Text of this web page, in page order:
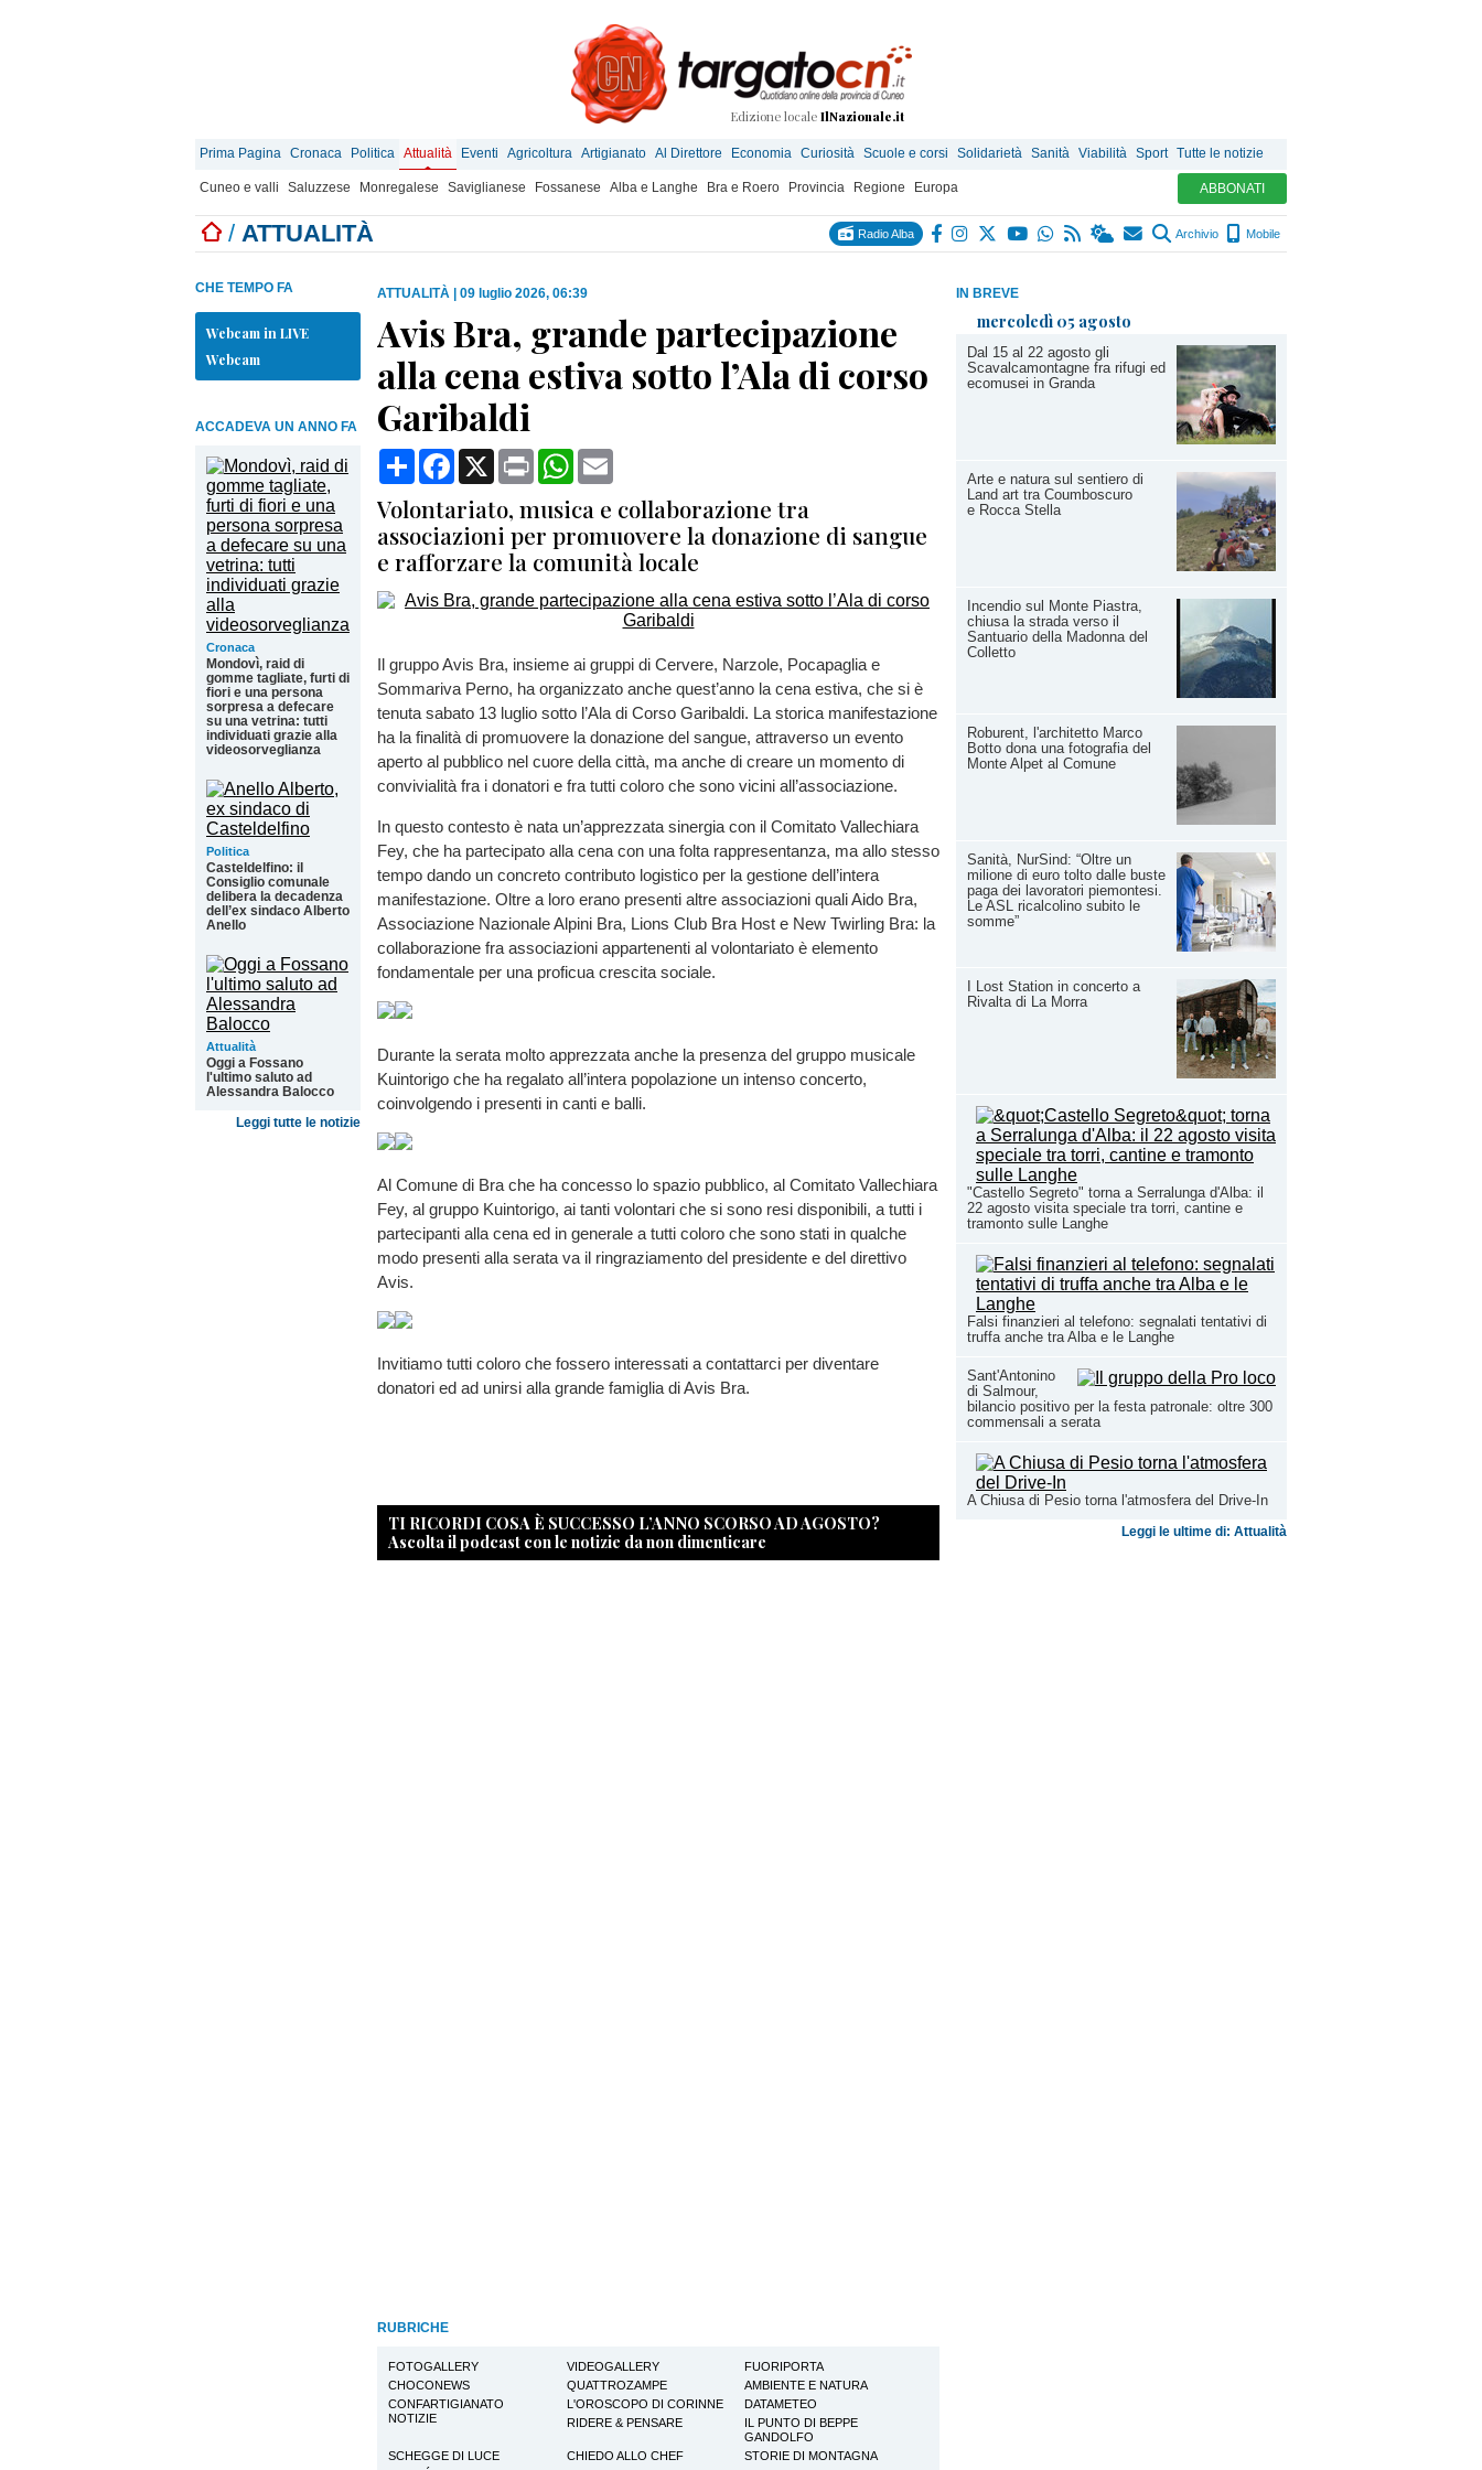
Edizione locale IlNazionale.it
Prima Pagina Cronaca Politica Attualità Eventi Agricoltura Artigianato Al Direttore Economia Curiosità Scuole e corsi Solidarietà Sanità Viabilità Sport Tutte le notizie
Cuneo e valli Saluzzese Monregalese Saviglianese Fossanese Alba e Langhe Bra e Roero Provincia Regione Europa ABBONATI
/ ATTUALITÀ Radio Alba Archivio Mobile
IN BREVE
mercoledì 05 agosto
Dal 15 al 22 agosto gli
Scavalcamontagne fra rifugi ed
ecomusei in Granda
Arte e natura sul sentiero di
Land art tra Coumboscuro
e Rocca Stella
Incendio sul Monte Piastra,
chiusa la strada verso il
Santuario della Madonna del
Colletto
Roburent, l'architetto Marco
Botto dona una fotografia del
Monte Alpet al Comune
Sanità, NurSind: “Oltre un
milione di euro tolto dalle buste
paga dei lavoratori piemontesi.
Le ASL ricalcolino subito le
somme”
I Lost Station in concerto a
Rivalta di La Morra
"Castello Segreto" torna a Serralunga d'Alba: il
22 agosto visita speciale tra torri, cantine e
tramonto sulle Langhe
Falsi finanzieri al telefono: segnalati tentativi di
truffa anche tra Alba e le Langhe
Sant'Antonino
di Salmour,
bilancio positivo per la festa patronale: oltre 300
commensali a serata
A Chiusa di Pesio torna l'atmosfera del Drive-In
Leggi le ultime di: Attualità
CHE TEMPO FA
Webcam in LIVE
Webcam
ACCADEVA UN ANNO FA
Cronaca
Mondovì, raid di
gomme tagliate, furti di
fiori e una persona
sorpresa a defecare
su una vetrina: tutti
individuati grazie alla
videosorveglianza
Politica
Casteldelfino: il
Consiglio comunale
delibera la decadenza
dell’ex sindaco Alberto
Anello
Attualità
Oggi a Fossano
l'ultimo saluto ad
Alessandra Balocco
Leggi tutte le notizie
ATTUALITÀ 09 luglio 2026, 06:39
Avis Bra, grande partecipazione
alla cena estiva sotto l’Ala di corso
Garibaldi
CondividiFacebook
X Print WhatsApp
Volontariato, musica e collaborazione tra
associazioni per promuovere la donazione di sangue
e rafforzare la comunità locale
Il gruppo Avis Bra, insieme ai gruppi di Cervere, Narzole, Pocapaglia e
Sommariva Perno, ha organizzato anche quest’anno la cena estiva, che si è
tenuta sabato 13 luglio sotto l’Ala di Corso Garibaldi. La storica manifestazione
ha la finalità di promuovere la donazione del sangue, attraverso un evento
aperto al pubblico nel cuore della città, ma anche di creare un momento di
convivialità fra i donatori e fra tutti coloro che sono vicini all’associazione.
In questo contesto è nata un’apprezzata sinergia con il Comitato Vallechiara
Fey, che ha partecipato alla cena con una folta rappresentanza, ma allo stesso
tempo dando un concreto contributo logistico per la gestione dell’intera
manifestazione. Oltre a loro erano presenti altre associazioni quali Aido Bra,
Associazione Nazionale Alpini Bra, Lions Club Bra Host e New Twirling Bra: la
collaborazione fra associazioni appartenenti al volontariato è elemento
fondamentale per una proficua crescita sociale.
Durante la serata molto apprezzata anche la presenza del gruppo musicale
Kuintorigo che ha regalato all’intera popolazione un intenso concerto,
coinvolgendo i presenti in canti e balli.
Al Comune di Bra che ha concesso lo spazio pubblico, al Comitato Vallechiara
Fey, al gruppo Kuintorigo, ai tanti volontari che si sono resi disponibili, a tutti i
partecipanti alla cena ed in generale a tutti coloro che sono stati in qualche
modo presenti alla serata va il ringraziamento del presidente e del direttivo
Avis.
Invitiamo tutti coloro che fossero interessati a contattarci per diventare
donatori ed ad unirsi alla grande famiglia di Avis Bra.
TI RICORDI COSA È SUCCESSO L’ANNO SCORSO AD AGOSTO?
Ascolta il podcast con le notizie da non dimenticare
RUBRICHE
FOTOGALLERY VIDEOGALLERY
FUORIPORTA
CHOCONEWS
QUATTROZAMPE
AMBIENTE E NATURA
CONFARTIGIANATO
NOTIZIE
L'OROSCOPO DI CORINNE
DATAMETEO
RIDERE & PENSARE
IL PUNTO DI BEPPE
GANDOLFO
SCHEGGE DI LUCE
CHIEDO ALLO CHEF
STORIE DI MONTAGNA